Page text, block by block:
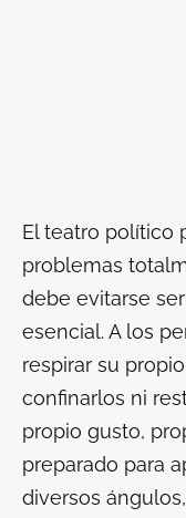
El teatro político
problemas
debe evitarse
esencial. A los
respirar su
confinarlos ni
propio gusto,
preparado para
diversos